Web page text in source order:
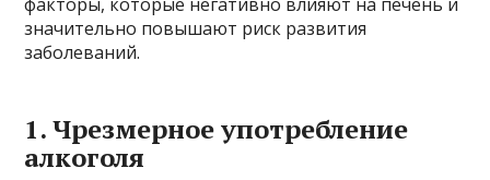
значительно повышают риск развития
заболеваний.
1. Чрезмерное употребление
алкоголя